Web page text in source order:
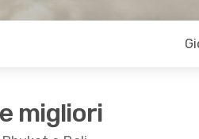
migliori